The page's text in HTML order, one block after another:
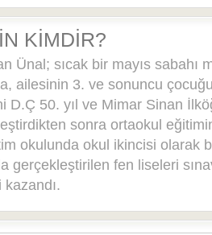
KIMDIR?
Ünal; sıcak bir mayıs sabahı
ailesinin 3. ve sonuncu
D.Ç 50. yıl ve Mimar Sinan
sonra ortaokul
okulunda okul ikincisi olarak
gerçekleştirilen fen liseleri